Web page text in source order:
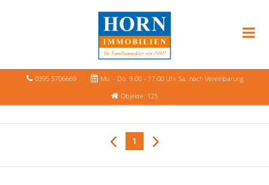
0395 5706669
Mo. - Do. 9.00 - 17.00 Uhr Sa. nach Vereinbarung
Objekte: 125
1